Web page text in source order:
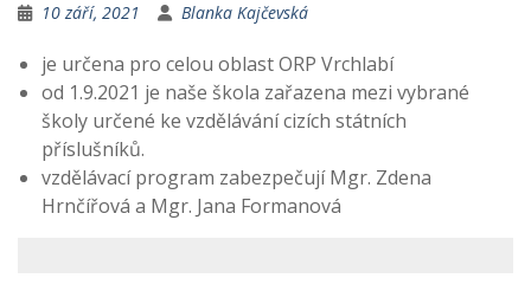
10 září, 2021 Blanka Kajčevská
je určena pro celou oblast ORP Vrchlabí
od 1.9.2021 je naše škola zařazena mezi vybrané
školy určené ke vzdělávání cizích státních
příslušníků.
vzdělávací program zabezpečují Mgr. Zdena
Hrnčířová a Mgr. Jana Formanová